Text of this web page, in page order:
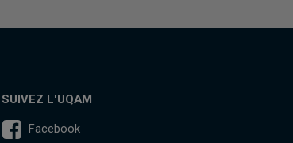
SUIVEZ L'UQAM
Facebook